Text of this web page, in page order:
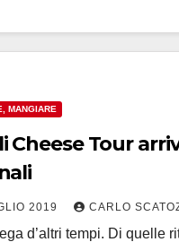
MANGIARE
Cheese Tour
2019 CARLO
d’altri tempi. Di quelle